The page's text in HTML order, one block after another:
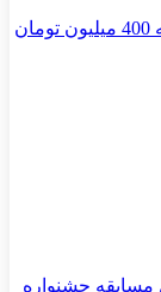
مسابقه جشنواره